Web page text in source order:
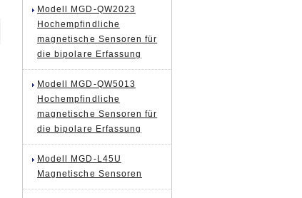
Modell MGD-QW2023
Hochempfindliche
magnetische Sensoren für
die bipolare Erfassung
Modell MGD-QW5013
Hochempfindliche
magnetische Sensoren für
die bipolare Erfassung
Modell MGD-L45U
Magnetische Sensoren